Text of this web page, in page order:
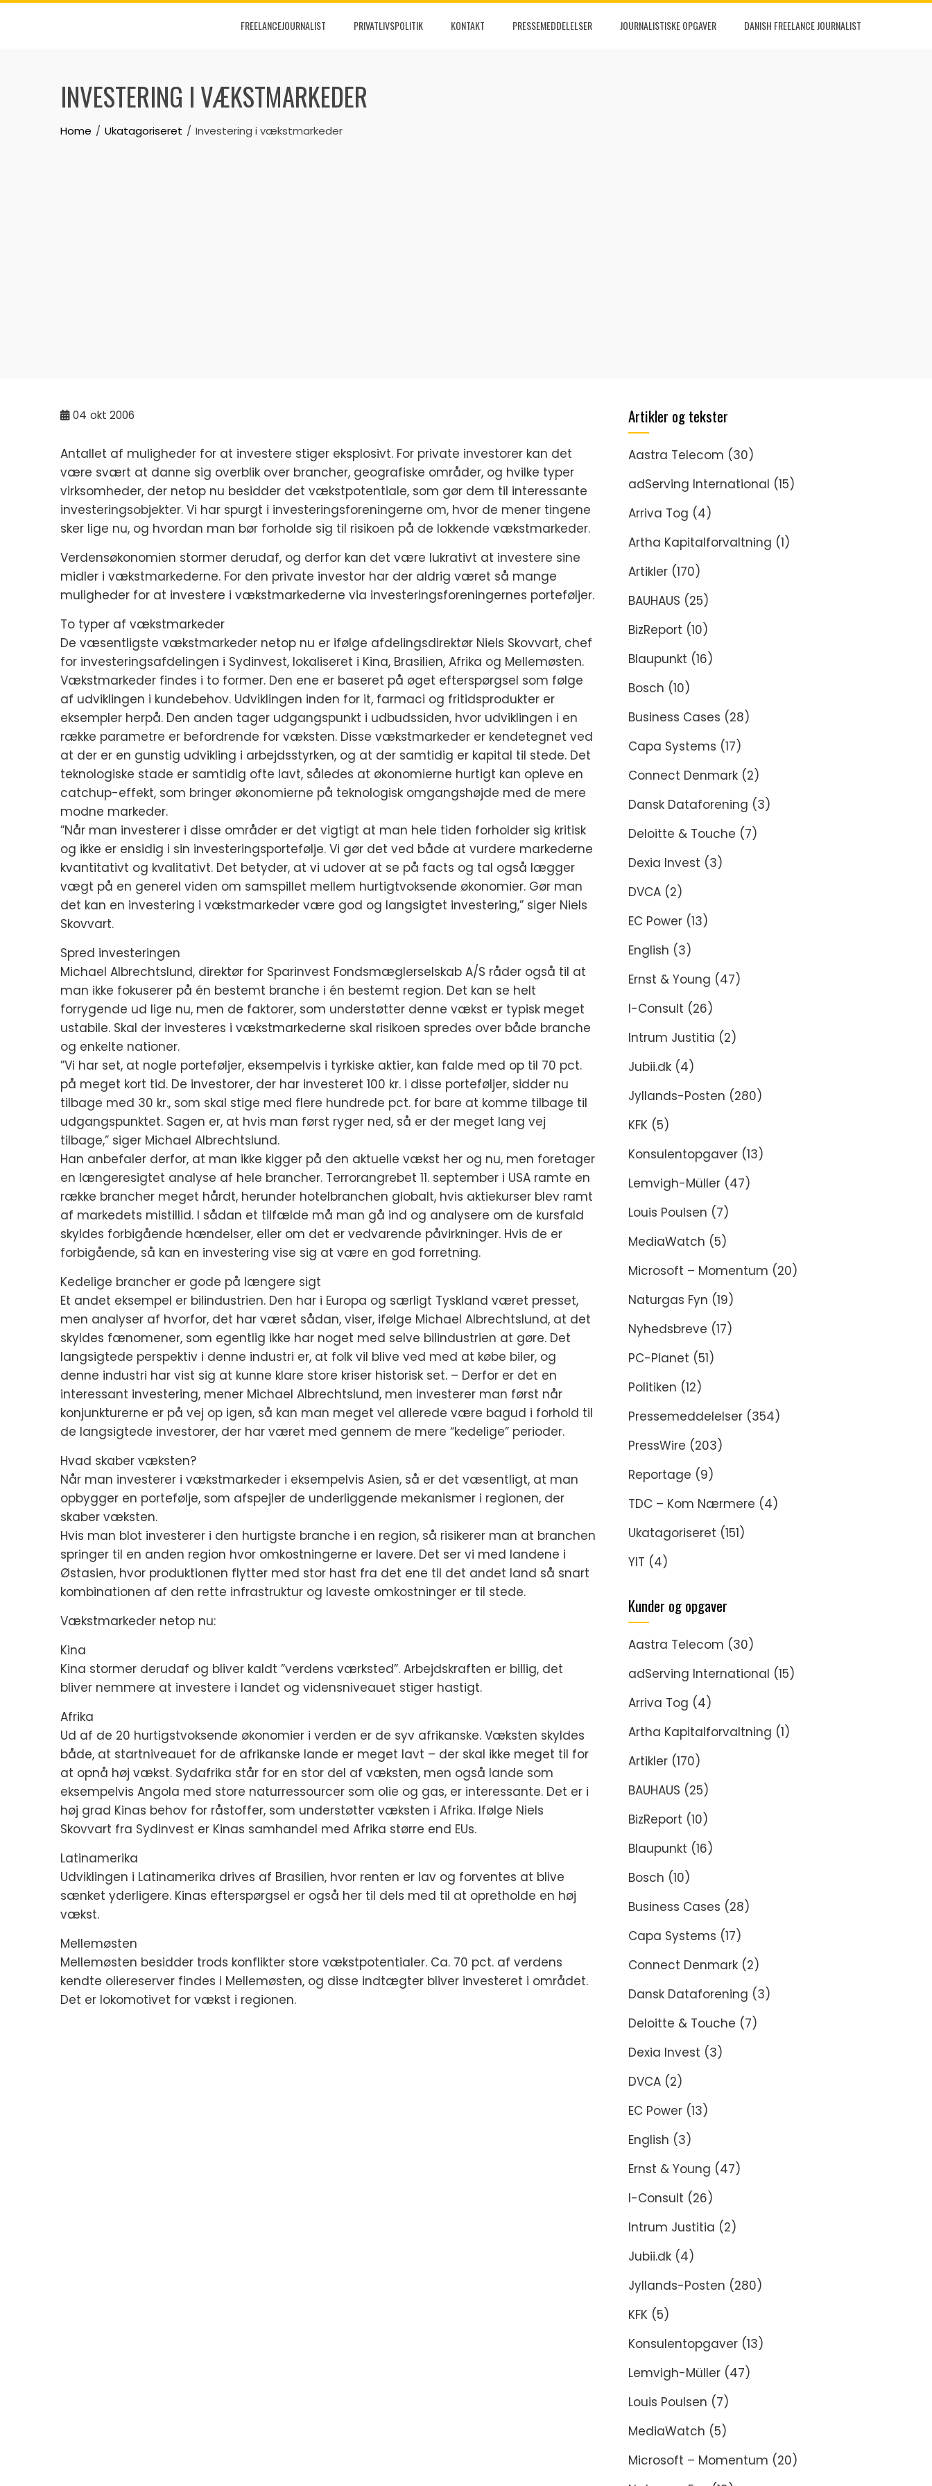
Skip
FREELANCEJOURNALIST PRIVATLIVSPOLITIK KONTAKT PRESSEMEDDELELSER JOURNALISTISKE OPGAVER DANISH FREELANCE JOURNALIST
INVESTERING I VÆKSTMARKEDER
Home Ukatagoriseret Investering i vækstmarkeder
04 okt 2006
Antallet af muligheder for at investere stiger eksplosivt. For private investorer kan det
være svært at danne sig overblik over brancher, geografiske områder, og hvilke typer
virksomheder, der netop nu besidder det vækstpotentiale, som gør dem til interessante
investeringsobjekter. Vi har spurgt i investeringsforeningerne om, hvor de mener tingene
sker lige nu, og hvordan man bør forholde sig til risikoen på de lokkende vækstmarkeder.
Verdensøkonomien stormer derudaf, og derfor kan det være lukrativt at investere sine
midler i vækstmarkederne. For den private investor har der aldrig været så mange
muligheder for at investere i vækstmarkederne via investeringsforeningernes porteføljer.
To typer af vækstmarkeder
De væsentligste vækstmarkeder netop nu er ifølge afdelingsdirektør Niels Skovvart, chef
for investeringsafdelingen i Sydinvest, lokaliseret i Kina, Brasilien, Afrika og Mellemøsten.
Vækstmarkeder findes i to former. Den ene er baseret på øget efterspørgsel som følge
af udviklingen i kundebehov. Udviklingen inden for it, farmaci og fritidsprodukter er
eksempler herpå. Den anden tager udgangspunkt i udbudssiden, hvor udviklingen i en
række parametre er befordrende for væksten. Disse vækstmarkeder er kendetegnet ved
at der er en gunstig udvikling i arbejdsstyrken, og at der samtidig er kapital til stede. Det
teknologiske stade er samtidig ofte lavt, således at økonomierne hurtigt kan opleve en
catchup-effekt, som bringer økonomierne på teknologisk omgangshøjde med de mere
modne markeder.
”Når man investerer i disse områder er det vigtigt at man hele tiden forholder sig kritisk
og ikke er ensidig i sin investeringsportefølje. Vi gør det ved både at vurdere markederne
kvantitativt og kvalitativt. Det betyder, at vi udover at se på facts og tal også lægger
vægt på en generel viden om samspillet mellem hurtigtvoksende økonomier. Gør man
det kan en investering i vækstmarkeder være god og langsigtet investering,” siger Niels
Skovvart.
Spred investeringen
Michael Albrechtslund, direktør for Sparinvest Fondsmæglerselskab A/S råder også til at
man ikke fokuserer på én bestemt branche i én bestemt region. Det kan se helt
forrygende ud lige nu, men de faktorer, som understøtter denne vækst er typisk meget
ustabile. Skal der investeres i vækstmarkederne skal risikoen spredes over både branche
og enkelte nationer.
”Vi har set, at nogle porteføljer, eksempelvis i tyrkiske aktier, kan falde med op til 70 pct.
på meget kort tid. De investorer, der har investeret 100 kr. i disse porteføljer, sidder nu
tilbage med 30 kr., som skal stige med flere hundrede pct. for bare at komme tilbage til
udgangspunktet. Sagen er, at hvis man først ryger ned, så er der meget lang vej
tilbage,” siger Michael Albrechtslund.
Han anbefaler derfor, at man ikke kigger på den aktuelle vækst her og nu, men foretager
en længeresigtet analyse af hele brancher. Terrorangrebet 11. september i USA ramte en
række brancher meget hårdt, herunder hotelbranchen globalt, hvis aktiekurser blev ramt
af markedets mistillid. I sådan et tilfælde må man gå ind og analysere om de kursfald
skyldes forbigående hændelser, eller om det er vedvarende påvirkninger. Hvis de er
forbigående, så kan en investering vise sig at være en god forretning.
Kedelige brancher er gode på længere sigt
Et andet eksempel er bilindustrien. Den har i Europa og særligt Tyskland været presset,
men analyser af hvorfor, det har været sådan, viser, ifølge Michael Albrechtslund, at det
skyldes fænomener, som egentlig ikke har noget med selve bilindustrien at gøre. Det
langsigtede perspektiv i denne industri er, at folk vil blive ved med at købe biler, og
denne industri har vist sig at kunne klare store kriser historisk set. – Derfor er det en
interessant investering, mener Michael Albrechtslund, men investerer man først når
konjunkturerne er på vej op igen, så kan man meget vel allerede være bagud i forhold til
de langsigtede investorer, der har været med gennem de mere “kedelige” perioder.
Hvad skaber væksten?
Når man investerer i vækstmarkeder i eksempelvis Asien, så er det væsentligt, at man
opbygger en portefølje, som afspejler de underliggende mekanismer i regionen, der
skaber væksten.
Hvis man blot investerer i den hurtigste branche i en region, så risikerer man at branchen
springer til en anden region hvor omkostningerne er lavere. Det ser vi med landene i
Østasien, hvor produktionen flytter med stor hast fra det ene til det andet land så snart
kombinationen af den rette infrastruktur og laveste omkostninger er til stede.
Vækstmarkeder netop nu:
Kina
Kina stormer derudaf og bliver kaldt ”verdens værksted”. Arbejdskraften er billig, det
bliver nemmere at investere i landet og vidensniveauet stiger hastigt.
Afrika
Ud af de 20 hurtigstvoksende økonomier i verden er de syv afrikanske. Væksten skyldes
både, at startniveauet for de afrikanske lande er meget lavt – der skal ikke meget til for
at opnå høj vækst. Sydafrika står for en stor del af væksten, men også lande som
eksempelvis Angola med store naturressourcer som olie og gas, er interessante. Det er i
høj grad Kinas behov for råstoffer, som understøtter væksten i Afrika. Ifølge Niels
Skovvart fra Sydinvest er Kinas samhandel med Afrika større end EUs.
Latinamerika
Udviklingen i Latinamerika drives af Brasilien, hvor renten er lav og forventes at blive
sænket yderligere. Kinas efterspørgsel er også her til dels med til at opretholde en høj
vækst.
Mellemøsten
Mellemøsten besidder trods konflikter store vækstpotentialer. Ca. 70 pct. af verdens
kendte oliereserver findes i Mellemøsten, og disse indtægter bliver investeret i området.
Det er lokomotivet for vækst i regionen.
Artikler og tekster
Aastra Telecom (30)
adServing International (15)
Arriva Tog (4)
Artha Kapitalforvaltning (1)
Artikler (170)
BAUHAUS (25)
BizReport (10)
Blaupunkt (16)
Bosch (10)
Business Cases (28)
Capa Systems (17)
Connect Denmark (2)
Dansk Dataforening (3)
Deloitte & Touche (7)
Dexia Invest (3)
DVCA (2)
EC Power (13)
English (3)
Ernst & Young (47)
I-Consult (26)
Intrum Justitia (2)
Jubii.dk (4)
Jyllands-Posten (280)
KFK (5)
Konsulentopgaver (13)
Lemvigh-Müller (47)
Louis Poulsen (7)
MediaWatch (5)
Microsoft – Momentum (20)
Naturgas Fyn (19)
Nyhedsbreve (17)
PC-Planet (51)
Politiken (12)
Pressemeddelelser (354)
PressWire (203)
Reportage (9)
TDC – Kom Nærmere (4)
Ukatagoriseret (151)
YIT (4)
Kunder og opgaver
Aastra Telecom (30)
adServing International (15)
Arriva Tog (4)
Artha Kapitalforvaltning (1)
Artikler (170)
BAUHAUS (25)
BizReport (10)
Blaupunkt (16)
Bosch (10)
Business Cases (28)
Capa Systems (17)
Connect Denmark (2)
Dansk Dataforening (3)
Deloitte & Touche (7)
Dexia Invest (3)
DVCA (2)
EC Power (13)
English (3)
Ernst & Young (47)
I-Consult (26)
Intrum Justitia (2)
Jubii.dk (4)
Jyllands-Posten (280)
KFK (5)
Konsulentopgaver (13)
Lemvigh-Müller (47)
Louis Poulsen (7)
MediaWatch (5)
Microsoft – Momentum (20)